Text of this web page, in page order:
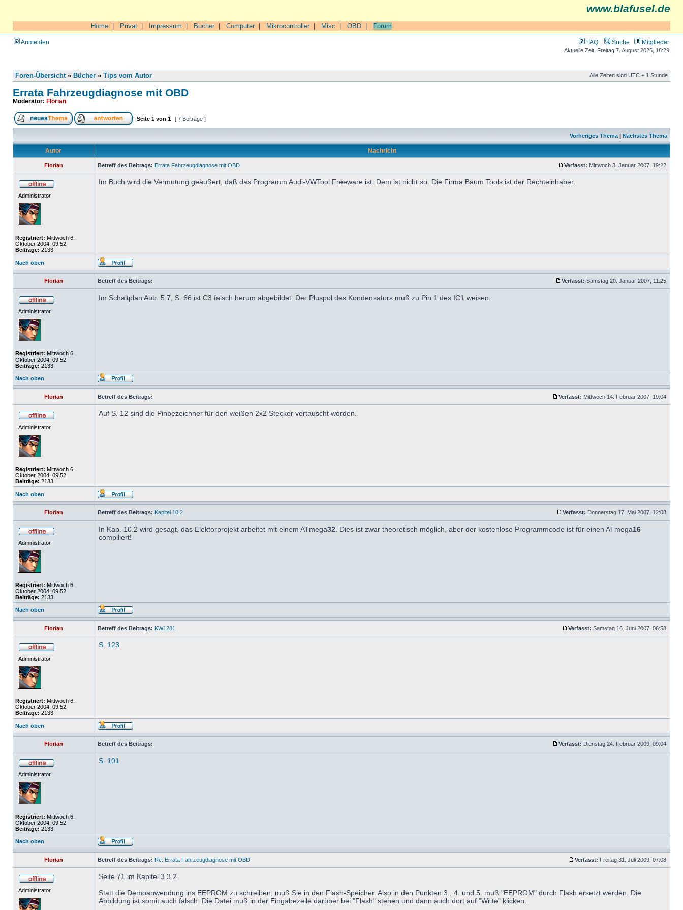
www.blafusel.de
Home Privat Impressum Bücher| Computer| Mikrocontroller| Misc OBD Forum
Anmelden FAQ Suche Mitglieder
Aktuelle Zeit: Freitag 7. August 2026, 18:29
Foren-Übersicht» Bücher » Tips vom Autor Alle Zeiten sind UTC + 1 Stunde
Errata Fahrzeugdiagnose mit OBD
Moderator: Florian
Seite 1 von 1 [ 7 Beiträge ]
Vorheriges Thema | Nächstes Thema
Autor Nachricht
Florian Betreff des Beitrags: Errata Fahrzeugdiagnose mit OBD Verfasst: Mittwoch 3. Januar 2007, 19:22
Administrator
Registriert: Mittwoch 6.
Oktober 2004, 09:52
Beiträge: 2133
Im Buch wird die Vermutung geäußert, daß das Programm Audi-VWTool Freeware ist. Dem ist nicht so. Die Firma Baum Tools ist der Rechteinhaber.
Nach oben
Florian Betreff des Beitrags: Verfasst: Samstag 20. Januar 2007, 11:25
Administrator
Registriert: Mittwoch 6.
Oktober 2004, 09:52
Beiträge: 2133
Im Schaltplan Abb. 5.7, S. 66 ist C3 falsch herum abgebildet. Der Pluspol des Kondensators muß zu Pin 1 des IC1 weisen.
Nach oben
Florian Betreff des Beitrags: Verfasst: Mittwoch 14. Februar 2007, 19:04
Administrator
Registriert: Mittwoch 6.
Oktober 2004, 09:52
Beiträge: 2133
Auf S. 12 sind die Pinbezeichner für den weißen 2x2 Stecker vertauscht worden.
Nach oben
Florian Betreff des Beitrags: Kapitel 10.2 Verfasst: Donnerstag 17. Mai 2007, 12:08
Administrator
Registriert: Mittwoch 6.
Oktober 2004, 09:52
Beiträge: 2133
In Kap. 10.2 wird gesagt, das Elektorprojekt arbeitet mit einem ATmega32 . Dies ist zwar theoretisch möglich, aber der kostenlose Programmcode ist für einen ATmega16
compiliert!
Nach oben
Florian Betreff des Beitrags: KW1281 Verfasst: Samstag 16. Juni 2007, 06:58
Administrator
Registriert: Mittwoch 6.
Oktober 2004, 09:52
Beiträge: 2133
S. 123
Nach oben
Florian Betreff des Beitrags: Verfasst: Dienstag 24. Februar 2009, 09:04
Administrator
Registriert: Mittwoch 6.
Oktober 2004, 09:52
Beiträge: 2133
S. 101
Nach oben
Florian Betreff des Beitrags: Re: Errata Fahrzeugdiagnose mit OBD Verfasst: Freitag 31. Juli 2009, 07:08
Administrator
Seite 71 im Kapitel 3.3.2
Statt die Demoanwendung ins EEPROM zu schreiben, muß Sie in den Flash-Speicher. Also in den Punkten 3., 4. und 5. muß "EEPROM" durch Flash ersetzt werden. Die
Abbildung ist somit auch falsch: Die Datei muß in der Eingabezeile darüber bei "Flash" stehen und dann auch dort auf "Write" klicken.